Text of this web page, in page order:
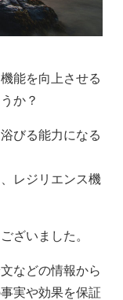
能を向上させる
か？
びる能力になる
レジリエンス機
ざいました。
などの情報から
実や効果を保証